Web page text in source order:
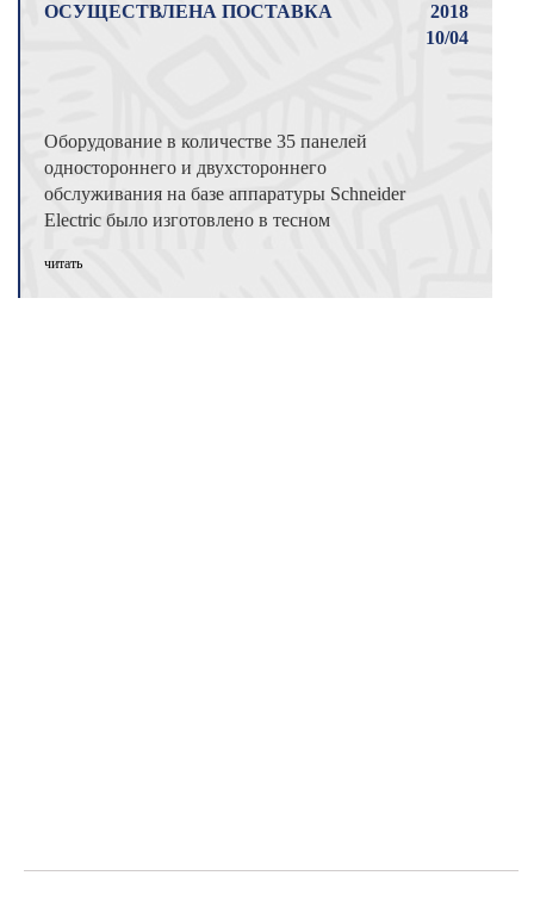
ОСУЩЕСТВЛЕНА ПОСТАВКА
2018
10/04
Оборудование в количестве 35 панелей
одностороннего и двухстороннего
обслуживания на базе аппаратуры Schneider
Electric было изготовлено в тесном
читать